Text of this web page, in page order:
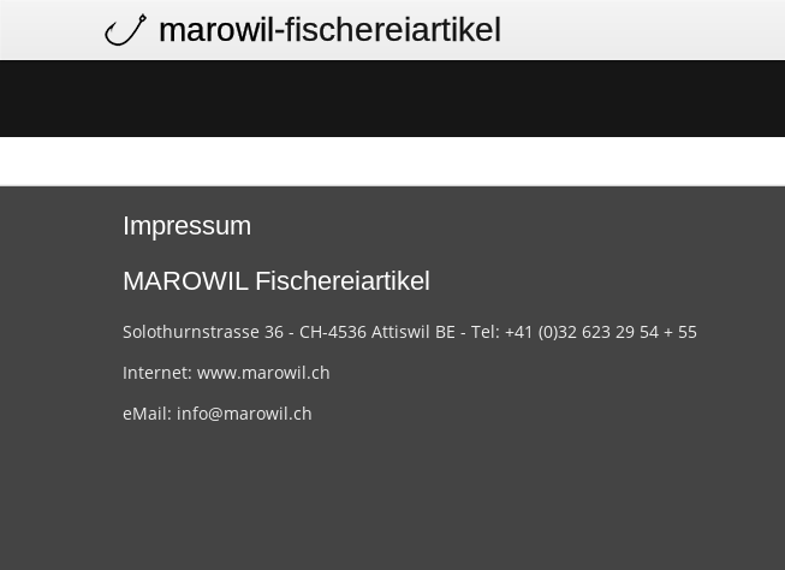
marowil-fischereiartikel
Impressum
MAROWIL Fischereiartikel
Solothurnstrasse 36 - CH-4536 Attiswil BE - Tel: +41 (0)32 623 29 54 + 55
Internet: www.marowil.ch
eMail: info@marowil.ch